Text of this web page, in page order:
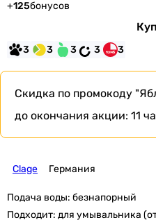
+125бонусов
3 3 3 3 3
Скидка по промокоду
до окончания акции: 11
Clage Германия
Подача воды: безнапорный
Подходит: для умывальника